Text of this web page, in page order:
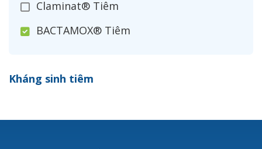
Claminat® Tiêm
BACTAMOX® Tiêm
Ceftizoxim®
Kháng sinh tiêm